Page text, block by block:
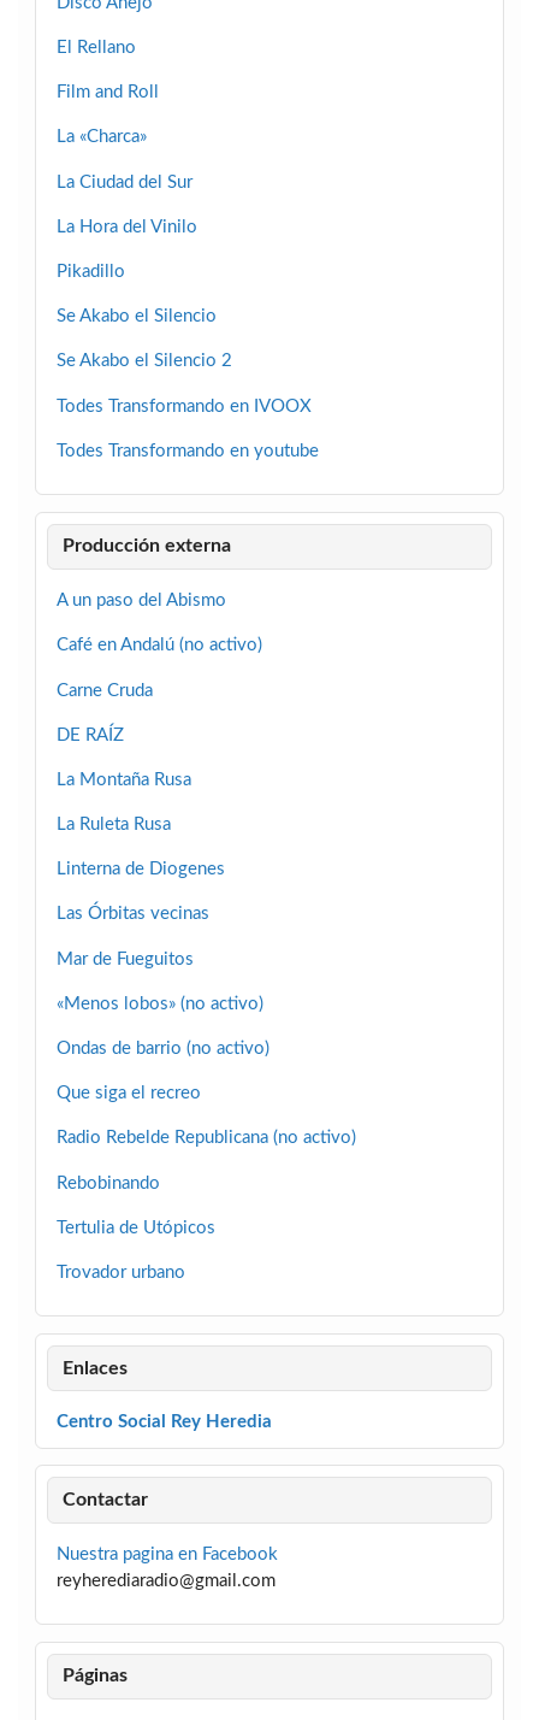
El Rellano
Film and Roll
La «Charca»
La Ciudad del Sur
La Hora del Vinilo
Pikadillo
Se Akabo el Silencio
Se Akabo el Silencio 2
Todes Transformando en IVOOX
Todes Transformando en youtube
Producción externa
A un paso del Abismo
Café en Andalú (no activo)
Carne Cruda
DE RAÍZ
La Montaña Rusa
La Ruleta Rusa
Linterna de Diogenes
Las Órbitas vecinas
Mar de Fueguitos
«Menos lobos» (no activo)
Ondas de barrio (no activo)
Que siga el recreo
Radio Rebelde Republicana (no activo)
Rebobinando
Tertulia de Utópicos
Trovador urbano
Enlaces
Centro Social Rey Heredia
Contactar
Nuestra pagina en Facebook
reyherediaradio@gmail.com
Páginas